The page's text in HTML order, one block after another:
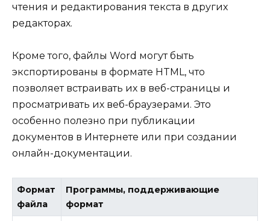
чтения и редактирования текста в других
редакторах.
Кроме того, файлы Word могут быть
экспортированы в формате HTML, что
позволяет встраивать их в веб-страницы и
просматривать их веб-браузерами. Это
особенно полезно при публикации
документов в Интернете или при создании
онлайн-документации.
Формат
файла
Программы, поддерживающие
формат